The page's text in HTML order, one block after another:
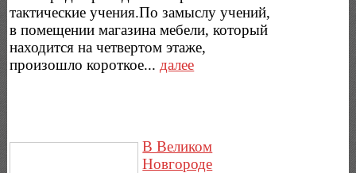
тактические учения.По замыслу учений,
в помещении магазина мебели, который
находится на четвертом этаже,
произошло короткое... далее
В Великом
Новгороде